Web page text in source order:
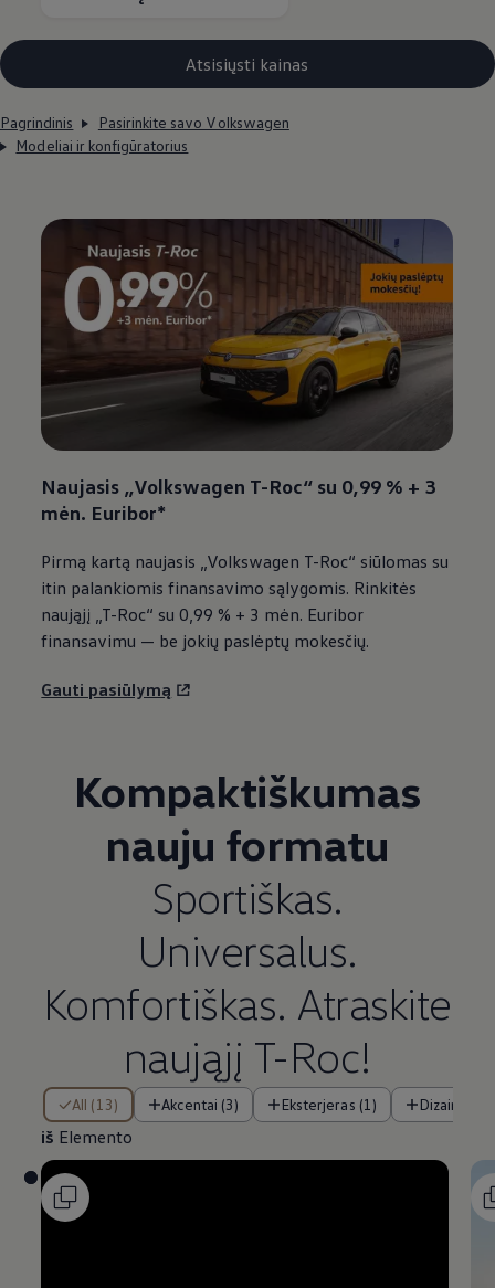
Atsisiųsti kainas
Pagrindinis
Pasirinkite savo Volkswagen
Modeliai ir konfigūratorius
Naujasis „Volkswagen T-Roc“ su 0,99 % + 3
mėn. Euribor*
Pirmą kartą naujasis „Volkswagen T-Roc“ siūlomas su
itin palankiomis finansavimo sąlygomis. Rinkitės
naująjį „T-Roc“ su 0,99 % + 3 mėn. Euribor
finansavimu — be jokių paslėptų mokesčių.
Gauti pasiūlymą
Kompaktiškumas
nauju formatu
Sportiškas.
Universalus.
Komfortiškas. Atraskite
naująjį T-Roc!
All (13) Akcentai (3) Eksterjeras (1) Dizainas (2)
iš Elemento
iš Elemento